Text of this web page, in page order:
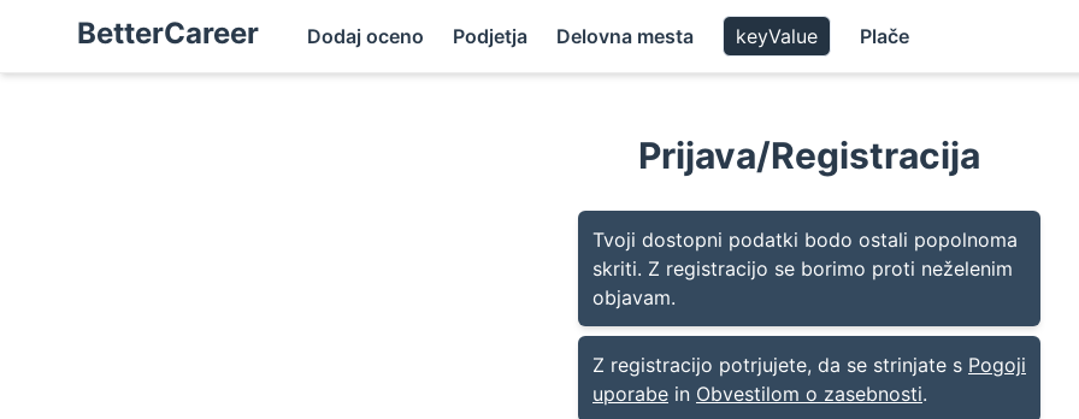
BetterCareer Dodaj oceno Podjetja Delovna mesta keyValue Plače
Prijava/Registracija
Tvoji dostopni podatki bodo ostali popolnoma
skriti. Z registracijo se borimo proti neželenim
objavam.
Z registracijo potrjujete, da se strinjate s Pogoji
uporabe in Obvestilom o zasebnosti.